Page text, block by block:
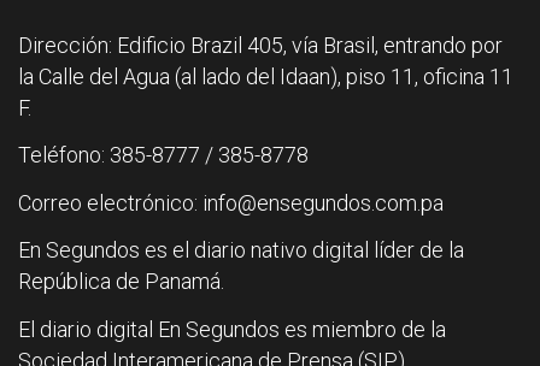
Dirección: Edificio Brazil 405, vía Brasil, entrando por
la Calle del Agua (al lado del Idaan), piso 11, oficina 11
F.
Teléfono: 385-8777 / 385-8778
Correo electrónico: info@ensegundos.com.pa
En Segundos es el diario nativo digital líder de la
República de Panamá.
El diario digital En Segundos es miembro de la
Sociedad Interamericana de Prensa (SIP).